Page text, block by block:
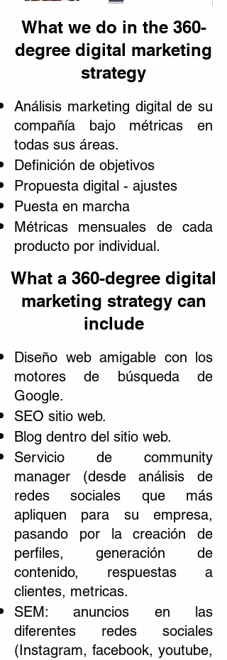
What we do in the 360-
degree digital marketing
strategy
Análisis marketing digital de su
compañía bajo métricas en
todas sus áreas.
Definición de objetivos
Propuesta digital - ajustes
Puesta en marcha
Métricas mensuales de cada
producto por individual.
What a 360-degree digital
marketing strategy can
include
Diseño web amigable con los
motores de búsqueda de
Google.
SEO sitio web.
Blog dentro del sitio web.
Servicio de community
manager (desde análisis de
redes sociales que más
apliquen para su empresa,
pasando por la creación de
perfiles, generación de
contenido, respuestas a
clientes, metricas.
SEM: anuncios en las
diferentes redes sociales
(Instagram, facebook, youtube,